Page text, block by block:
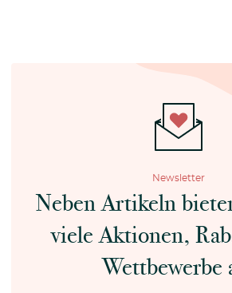
Newsletter
Neben Artikeln
viele Aktionen,
Wettbewerbe